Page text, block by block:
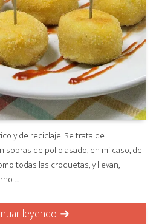
y de reciclaje. Se trata de
de pollo asado, en mi caso, del
todas las croquetas, y llevan,
…
leyendo